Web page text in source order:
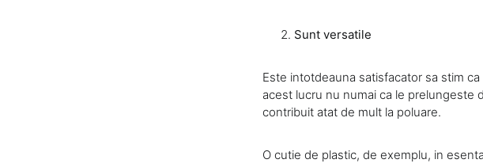
Sunt versatile
Este intotdeauna satisfacator sa stim
acest lucru nu numai ca le prelungeste
contribuit atat de mult la poluare.
O cutie de plastic, de exemplu, in